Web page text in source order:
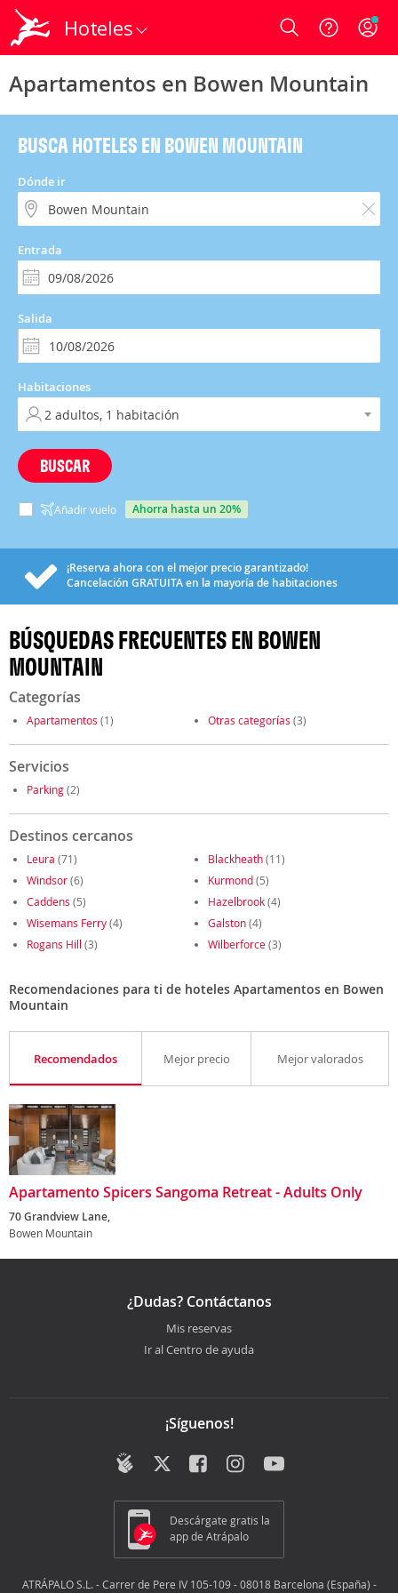
Hoteles Login
Apartamentos en Bowen Mountain
BUSCA HOTELES EN BOWEN MOUNTAIN
Dónde ir
Entrada
Salida
Habitaciones
BUSCAR
Añadir vuelo ahorra hasta un 20%
¡Reserva ahora con el mejor precio garantizado!
Cancelación GRATUITAen la mayoría de habitaciones
BÚSQUEDAS FRECUENTES EN BOWEN
MOUNTAIN
Categorías
Apartamentos (1) Otras categorías (3)
Servicios
Parking(2)
Destinos cercanos
Leura (71) Blackheath(11)
Windsor(6) Kurmond(5)
Caddens (5) Hazelbrook(4)
Wisemans Ferry(4) Galston(4)
Rogans Hill (3) Wilberforce(3)
Recomendaciones para ti de hoteles Apartamentos en Bowen
Mountain
Recomendados Mejor precio Mejor valorados
Apartamento Spicers Sangoma Retreat - Adults Only
70 Grandview Lane,
Bowen Mountain
¿Dudas? Contáctanos
Mis reservas
Ir al Centro de ayuda
¡Síguenos!
Descárgate gratis la
app de Atrápalo
ATRÁPALO S.L. - Carrer de Pere IV 105-109 - 08018 Barcelona (España) -